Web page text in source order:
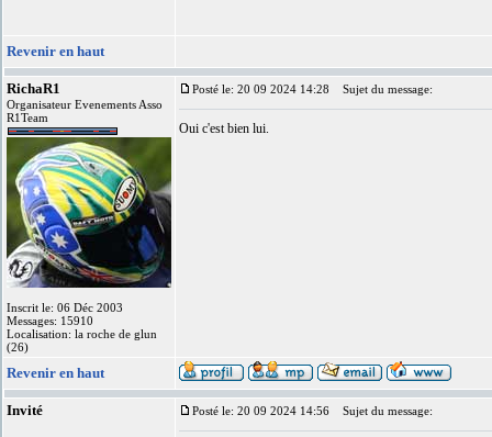
Revenir en haut
RichaR1
Organisateur Evenements Asso
R1Team
Inscrit le: 06 Déc 2003
Messages: 15910
Localisation: la roche de glun
(26)
Posté le: 20 09 2024 14:28 Sujet du message:
Oui c'est bien lui.
Revenir en haut
Invité Posté le: 20 09 2024 14:56 Sujet du message: